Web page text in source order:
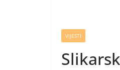
VIJESTI